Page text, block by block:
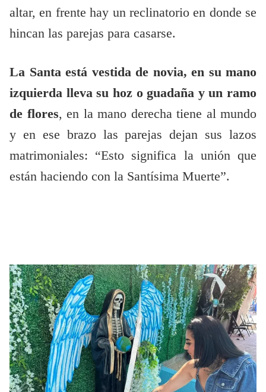
altar, en frente hay un reclinatorio en donde se
hincan las parejas para casarse.
La Santa está vestida de novia, en su mano
izquierda lleva su hoz o guadaña y un ramo
de flores, en la mano derecha tiene al mundo
y en ese brazo las parejas dejan sus lazos
matrimoniales: “Esto significa la unión que
están haciendo con la Santísima Muerte”.